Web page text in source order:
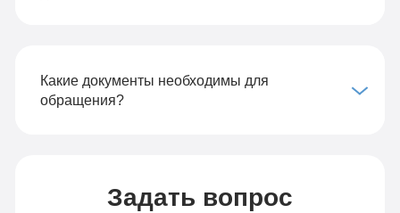
Какие документы необходимы для
обращения?
Задать вопрос